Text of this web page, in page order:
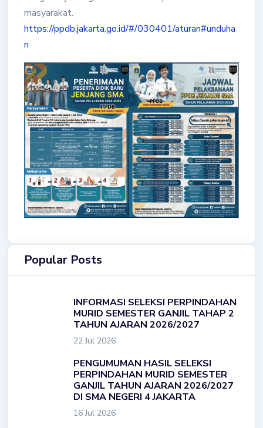
masyarakat.
https://ppdb.jakarta.go.id/#/030401/aturan#unduha
n
Popular Posts
INFORMASI SELEKSI PERPINDAHAN
MURID SEMESTER GANJIL TAHAP 2
TAHUN AJARAN 2026/2027
22 Jul 2026
PENGUMUMAN HASIL SELEKSI
PERPINDAHAN MURID SEMESTER
GANJIL TAHUN AJARAN 2026/2027
DI SMA NEGERI 4 JAKARTA
16 Jul 2026